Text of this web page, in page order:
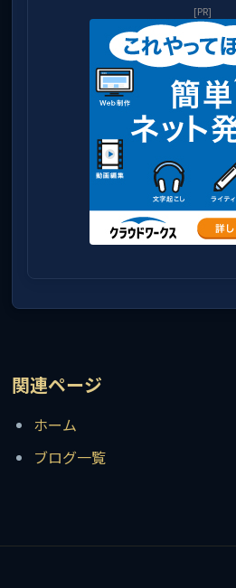
[PR]
関連ページ
ホーム
ブログ一覧